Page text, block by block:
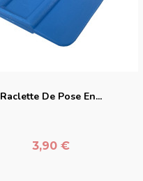
Raclette De Pose En...
Prix
3,90 €